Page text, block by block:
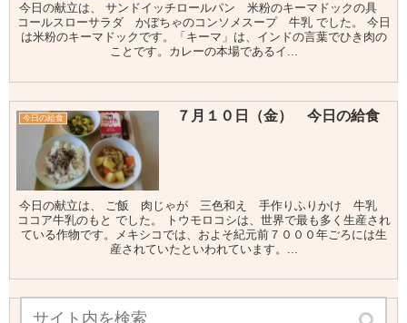
今日の献立は、 サンドイッチロールパン 米粉のキーマドックの具
コールスローサラダ かぼちゃのコンソメスープ 牛乳 でした。 今日
は米粉のキーマドックです。「キーマ」は、インドの言葉でひき肉の
ことです。カレーの本場であるイ...
今日の給食 ７月１０日（金） 今日の給食
今日の献立は、 ご飯 肉じゃが 三色和え 手作りふりかけ 牛乳
ココア牛乳のもと でした。 トウモロコシは、世界で最も多く生産され
ている作物です。メキシコでは、およそ紀元前７０００年ごろには生
産されていたといわれています。...
今日の給食 11月１日（金）今日の給食